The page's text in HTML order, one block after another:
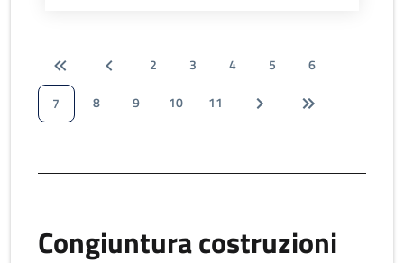
2 3 4 5
6
7
8 9 10 11
Congiuntura costruzioni